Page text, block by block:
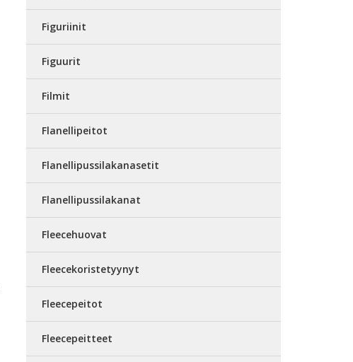
Figuriinit
Figuurit
Filmit
Flanellipeitot
Flanellipussilakanasetit
Flanellipussilakanat
Fleecehuovat
Fleecekoristetyynyt
Fleecepeitot
Fleecepeitteet